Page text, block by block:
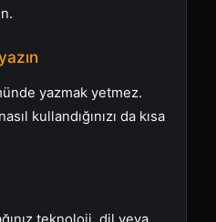
yazmak yetmez.
kullandığınızı da kısa